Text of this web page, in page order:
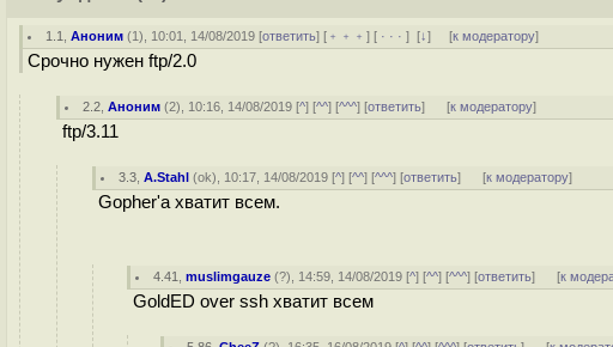
1.1 ,Аноним (1), 10:01, 14/08/2019 [ответить] [ ﹢﹢﹢] [ · · ·][↓] [к модератору]
Срочно нужен ftp/2.0
2.2 ,Аноним (2), 10:16, 14/08/2019 [^] [^^] [^^^] [ответить] [к модератору]
ftp/3.11
3.3 ,A.Stahl (ok), 10:17, 14/08/2019 [^] [^^] [^^^] [ответить] [к модератору]
Gopher'а хватит всем.
4.41 ,muslimgauze (?), 14:59, 14/08/2019 [^] [^^] [^^^] [ответить] [к
GoldED over ssh хватит всем